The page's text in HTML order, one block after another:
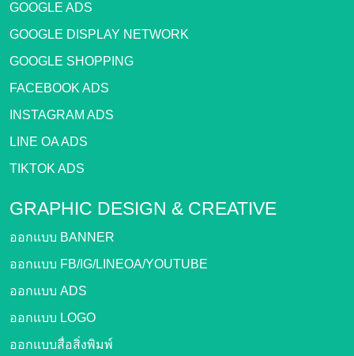
GOOGLE ADS
GOOGLE DISPLAY NETWORK
GOOGLE SHOPPING
FACEBOOK ADS
INSTAGRAM ADS
LINE OA ADS
TIKTOK ADS
GRAPHIC DESIGN & CREATIVE
ออกแบบ BANNER
ออกแบบ FB/IG/LINEOA/YOUTUBE
ออกแบบ ADS
ออกแบบ LOGO
ออกแบบสื่อสิ่งพิมพ์